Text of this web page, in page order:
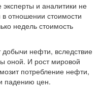
и аналитики не
отношении стоимости
недель стоимость
нефти, вследствие
оной. И рост мировой
потребление нефти,
падению цен.